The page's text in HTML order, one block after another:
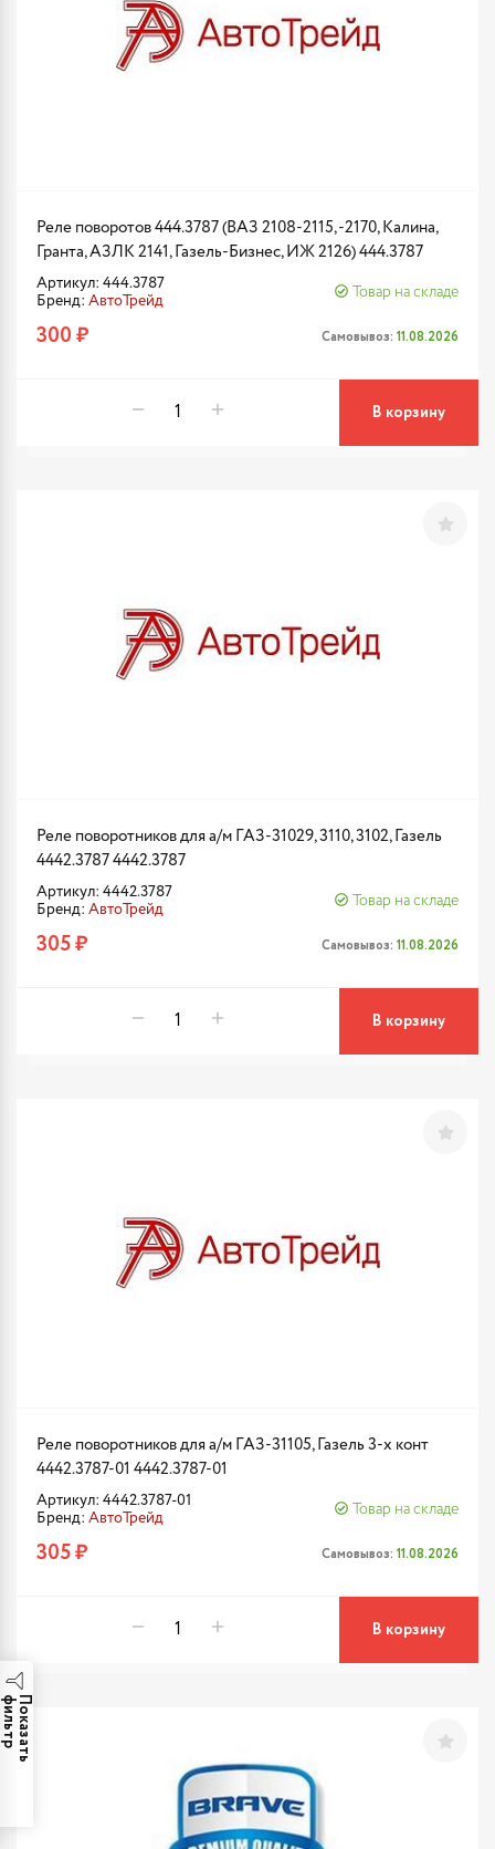
П
о
к
а
з
а
т
ь
ф
и
л
ь
т
Реле поворотов 444.3787 (ВАЗ 2108-2115, -2170, Калина,
Гранта, АЗЛК 2141, Газель-Бизнес, ИЖ 2126) 444.3787
Артикул: 444.3787
Бренд: АвтоТрейд
Товар на складе
300 ₽ Самовывоз: 11.08.2026
В корзину
Реле поворотников для а/м ГАЗ-31029, 3110, 3102, Газель
4442.3787 4442.3787
Артикул: 4442.3787
Бренд: АвтоТрейд
Товар на складе
305 ₽ Самовывоз: 11.08.2026
В корзину
Реле поворотников для а/м ГАЗ-31105, Газель 3-х конт
4442.3787-01 4442.3787-01
Артикул: 4442.3787-01
Бренд: АвтоТрейд
Товар на складе
305 ₽ Самовывоз: 11.08.2026
В корзину